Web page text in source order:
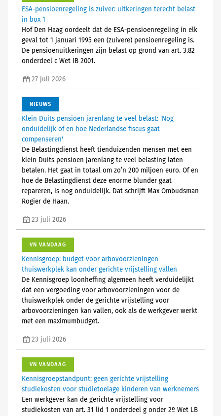
ESA-pensioenregeling is zuiver: uitkeringen terecht belast
in box 1
Hof Den Haag oordeelt dat de ESA-pensioenregeling in elk
geval tot 1 januari 1995 een (zuivere) pensioenregeling is.
De pensioenuitkeringen zijn belast op grond van art. 3.82
onderdeel c Wet IB 2001.
27 juli 2026
NIEUWS
Klein Duits pensioen jarenlang te veel belast: 'Nog
onduidelijk of en hoe Nederlandse fiscus gaat
compenseren'
De Belastingdienst heeft tienduizenden mensen met een
klein Duits pensioen jarenlang te veel belasting laten
betalen. Het gaat in totaal om zo’n 200 miljoen euro. Of en
hoe de Belastingdienst deze enorme blunder gaat
repareren, is nog onduidelijk. Dat schrijft Max Ombudsman
Rogier de Haan.
23 juli 2026
VN VANDAAG
Kennisgroep: budget voor arbovoorzieningen
thuiswerkplek kan onder gerichte vrijstelling vallen
De Kennisgroep loonheffing algemeen heeft verduidelijkt
dat een vergoeding voor arbovoorzieningen voor de
thuiswerkplek onder de gerichte vrijstelling voor
arbovoorzieningen kan vallen, ook als de werkgever werkt
met een maximumbudget.
23 juli 2026
VN VANDAAG
Kennisgroepstandpunt: geen gerichte vrijstelling
studiekosten voor studietoelage kinderen van werknemers
Een werkgever kan de gerichte vrijstelling voor
studiekosten van art. 31 lid 1 onderdeel g onder 2º Wet LB